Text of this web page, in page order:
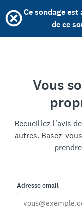
Ce sondage
de ce
Vous
Recueillez l'avis
autres. Basez-
Adresse email